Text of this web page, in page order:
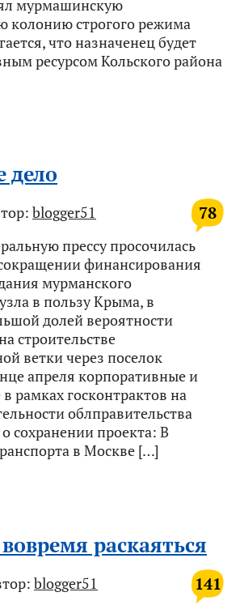
мурмашинскую
колонию строгого режима
что назначенец будет
ресурсом Кольского района
дело
78
blogger51
прессу просочилась
финансирования
мурманского
в пользу Крыма, в
долей вероятности
строительстве
ветки через поселок
апреля корпоративные и
рамках госконтрактов на
облправительства
сохранении проекта: В
в Москве […]
раскаяться
141
blogger51